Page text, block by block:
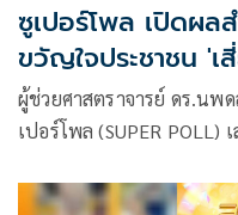
ซูเปอร์โพล เปิดผล
ขวัญใจประชาชน '
ผู้ช่วยศาสตราจารย์ ดร.นพ
เปอร์โพล (SUPER POLL)
ประเทศ ดำเนินโครงการทั้